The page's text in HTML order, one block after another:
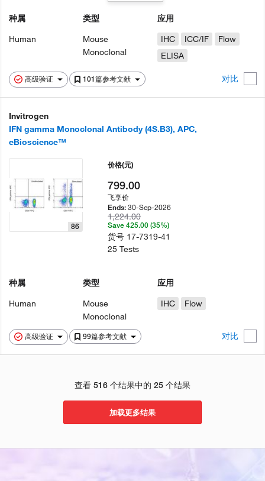
高级验证 101篇参考文献 对比
种属
Human
类型
Mouse
Monoclonal
应用
IHC
ICC/IF
Flow
ELISA
Invitrogen
IFN gamma Monoclonal Antibody (4S.B3), APC,
eBioscience™
高级验证 99篇参考文献 对比
86
种属
Human
类型
Mouse
Monoclonal
应用
IHC
Flow
价格(元)
799.00
飞享价
Ends:30-Sep-2026
1,224.00
Save 425.00 (35%)
货号 17-7319-41
25 Tests
查看 516 个结果中的 25 个结果
加载更多结果